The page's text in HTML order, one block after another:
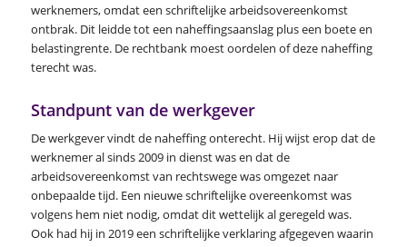
werknemers, omdat een schriftelijke arbeidsovereenkomst
ontbrak. Dit leidde tot een naheffingsaanslag plus een boete en
belastingrente. De rechtbank moest oordelen of deze naheffing
terecht was.
Standpunt van de werkgever
De werkgever vindt de naheffing onterecht. Hij wijst erop dat de
werknemer al sinds 2009 in dienst was en dat de
arbeidsovereenkomst van rechtswege was omgezet naar
onbepaalde tijd. Een nieuwe schriftelijke overeenkomst was
volgens hem niet nodig, omdat dit wettelijk al geregeld was.
Ook had hij in 2019 een schriftelijke verklaring afgegeven waarin